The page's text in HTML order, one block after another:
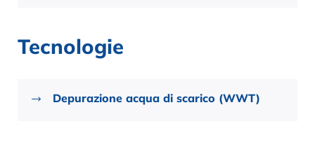
Tecnologie
Depurazione acqua di scarico (WWT)